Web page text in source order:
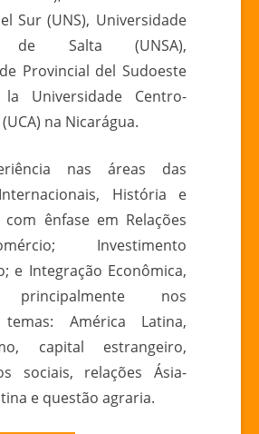
Sur (UNS), Universidade
de Salta (UNSA),
Provincial del Sudoeste
Universidade Centro-
na Nicarágua.
nas áreas das
História e
com ênfase em Relações
Investimento
e Integração Econômica,
principalmente nos
temas: América Latina,
capital estrangeiro,
sociais, relações Ásia-
e questão agraria.